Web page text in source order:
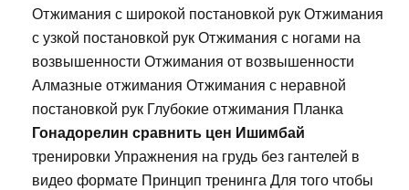
Отжимания с широкой постановкой рук Отжимания
с узкой постановкой рук Отжимания с ногами на
возвышенности Отжимания от возвышенности
Алмазные отжимания Отжимания с неравной
постановкой рук Глубокие отжимания Планка
Гонадорелин сравнить цен Ишимбай
тренировки Упражнения на грудь без гантелей в
видео формате Принцип тренинга Для того чтобы